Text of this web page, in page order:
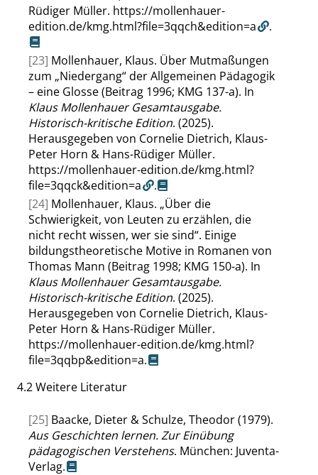
Rüdiger Müller. https://mollenhauer-
edition.de/kmg.html?file=3qqch&edition=a
.
[23] Mollenhauer, Klaus. Über Mutmaßungen
zum „Niedergang“der Allgemeinen Pädagogik
– eine Glosse (Beitrag 1996; KMG 137-a). In
Klaus Mollenhauer Gesamtausgabe.
Historisch-kritische Edition. (2025).
Herausgegeben von Cornelie Dietrich, Klaus-
Peter Horn & Hans-Rüdiger Müller.
https://mollenhauer-edition.de/kmg.html?
file=3qqck&edition=a
.
[24] Mollenhauer, Klaus. „Über die
Schwierigkeit, von Leuten zu erzählen, die
nicht recht wissen, wer sie sind“. Einige
bildungstheoretische Motive in Romanen von
Thomas Mann (Beitrag 1998; KMG 150-a). In
Klaus Mollenhauer Gesamtausgabe.
Historisch-kritische Edition. (2025).
Herausgegeben von Cornelie Dietrich, Klaus-
Peter Horn & Hans-Rüdiger Müller.
https://mollenhauer-edition.de/kmg.html?
file=3qqbp&edition=a.
4.2Weitere Literatur
[25] Baacke, Dieter & Schulze, Theodor (1979).
Aus Geschichten lernen. Zur Einübung
pädagogischen Verstehens. München: Juventa-
Verlag.